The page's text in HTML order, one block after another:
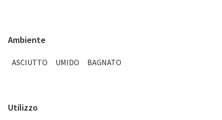
Ambiente
ASCIUTTO UMIDO BAGNATO
Utilizzo